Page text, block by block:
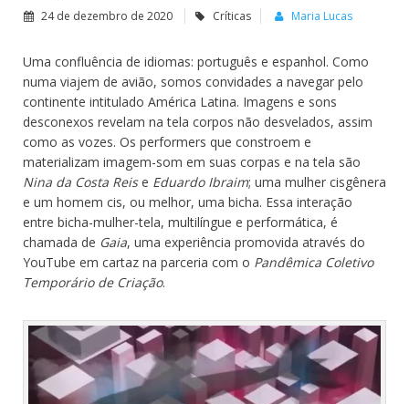
24 de dezembro de 2020 Críticas Maria Lucas
Uma confluência de idiomas: português e espanhol. Como
numa viajem de avião, somos convidades a navegar pelo
continente intitulado América Latina. Imagens e sons
desconexos revelam na tela corpos não desvelados, assim
como as vozes. Os performers que constroem e
materializam imagem-som em suas corpas e na tela são
Nina da Costa Reise Eduardo Ibraim; uma mulher cisgênera
e um homem cis, ou melhor, uma bicha. Essa interação
entre bicha-mulher-tela, multilíngue e performática, é
chamada de Gaia, uma experiência promovida através do
YouTube em cartaz na parceria com o Pandêmica Coletivo
Temporário de Criação.